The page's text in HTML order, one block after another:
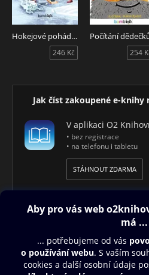
Hokejové pohádky
246 Kč
Počítání
254
Jak číst zakoupené e-knihy
V aplikaci O2
• bez registrace
• na telefonu i tabletu
STÁHNOUT ZDARMA
Obsah ke stažení
Moje O2 Knihovna